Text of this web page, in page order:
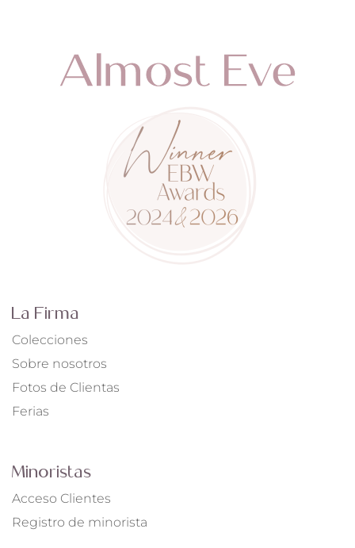
La Firma
Colecciones
Sobre nosotros
Fotos de Clientas
Ferias
Minoristas
Acceso Clientes
Registro de minorista